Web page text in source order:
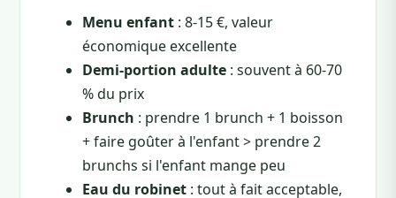
Menu enfant : 8-15 €, valeur
économique excellente
Demi-portion adulte : souvent à 60-70
% du prix
Brunch : prendre 1 brunch + 1 boisson
+ faire goûter à l'enfant > prendre 2
brunchs si l'enfant mange peu
Eau du robinet : tout à fait acceptable,